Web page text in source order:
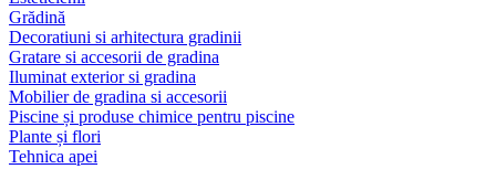
Grădină
Decoratiuni si arhitectura gradinii
Gratare si accesorii de gradina
Iluminat exterior si gradina
Mobilier de gradina si accesorii
Piscine și produse chimice pentru piscine
Plante și flori
Tehnica apei